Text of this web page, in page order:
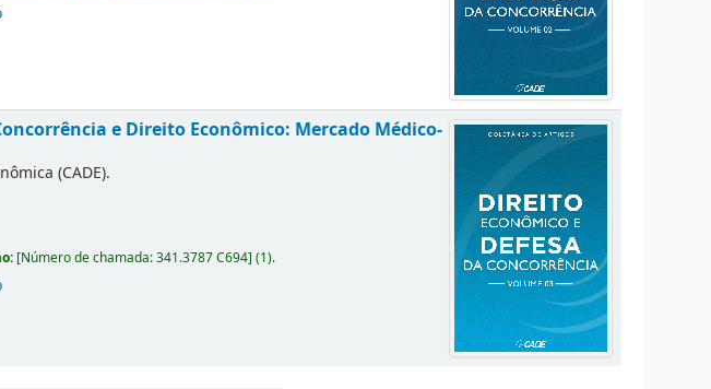
e Direito Econômico: Mercado Médico-
(CADE).
[Número de chamada:341.3787 C694](1).